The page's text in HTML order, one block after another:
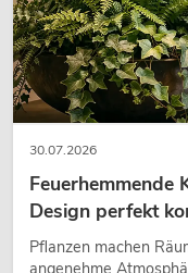
30.07.2026
Feuerhemmende
Design perfekt
Pflanzen machen